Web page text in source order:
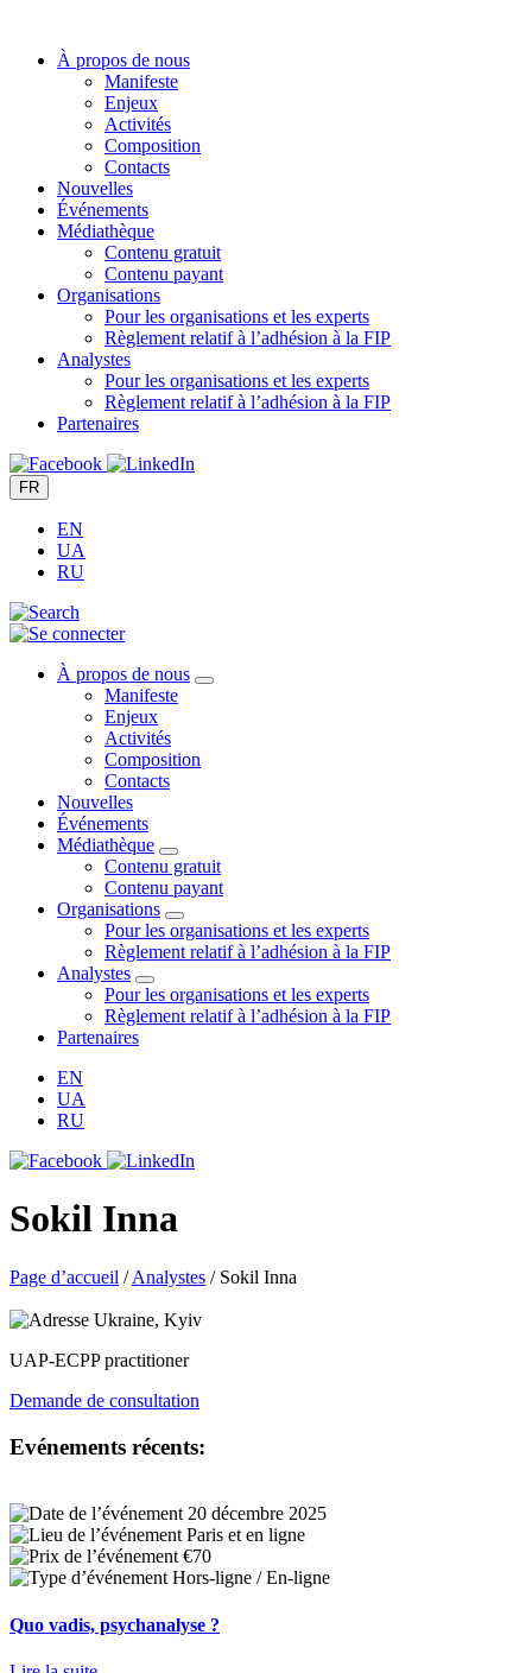
contenuÀ propos de nous
Manifeste
Enjeux
Activités
Composition
Contacts
Nouvelles
Événements
Médiathèque
Contenu gratuit
Contenu payant
Organisations
Pour les organisations et les experts
Règlement relatif à l’adhésion à la FIP
Analystes
Pour les organisations et les experts
Règlement relatif à l’adhésion à la FIP
Partenaires
FR
EN
UA
RU
À propos de nous
Manifeste
Enjeux
Activités
Composition
Contacts
Nouvelles
Événements
Médiathèque
Contenu gratuit
Contenu payant
Organisations
Pour les organisations et les experts
Règlement relatif à l’adhésion à la FIP
Analystes
Pour les organisations et les experts
Règlement relatif à l’adhésion à la FIP
Partenaires
EN
UA
RU
Sokil Inna
Page d’accueil /Analystes / Sokil Inna
Ukraine, Kyiv
UAP-ECPP practitioner
Demande de consultation
Evénements récents:
20 décembre 2025
Paris et en ligne
€70
Hors-ligne / En-ligne
Quo vadis, psychanalyse ?